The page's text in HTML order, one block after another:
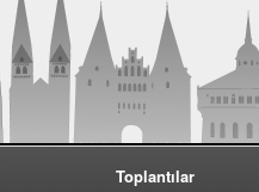
Toplantılar